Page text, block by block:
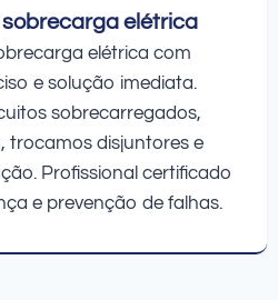
elétrica
elétrica com
e solução imediata.
sobrecarregados,
trocamos disjuntores e
Profissional certificado
e prevenção de falhas.